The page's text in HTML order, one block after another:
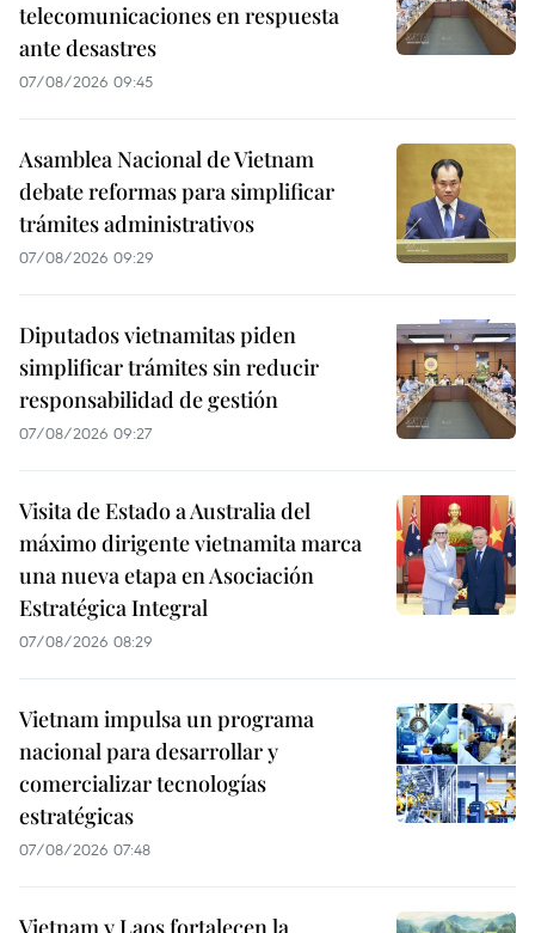
telecomunicaciones en respuesta
ante desastres
07/08/2026 09:45
Asamblea Nacional de Vietnam
debate reformas para simplificar
trámites administrativos
07/08/2026 09:29
Diputados vietnamitas piden
simplificar trámites sin reducir
responsabilidad de gestión
07/08/2026 09:27
Visita de Estado a Australia del
máximo dirigente vietnamita marca
una nueva etapa en Asociación
Estratégica Integral
07/08/2026 08:29
Vietnam impulsa un programa
nacional para desarrollar y
comercializar tecnologías
estratégicas
07/08/2026 07:48